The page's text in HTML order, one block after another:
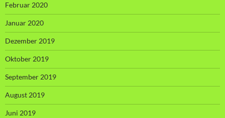
Februar 2020
Januar 2020
Dezember 2019
Oktober 2019
September 2019
August 2019
Juni 2019